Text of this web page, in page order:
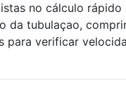
no cálculo
da tubulaçao,
para verificar